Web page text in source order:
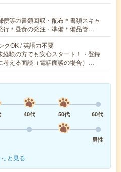
便等の書類回収・配布＊書類スキャ
行＊昼食の発注・準備＊備品管…
クOK / 英語力不要
経験の方でも安心スタート！・登録
考える面談（電話面談の場合）…
40代 50代
60代
男性
っと見る